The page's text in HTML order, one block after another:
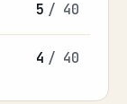
5 / 40
4 / 40